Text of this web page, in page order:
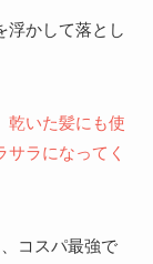
浮かして落とし
乾いた髪にも使
ラになってく
コスパ最強で